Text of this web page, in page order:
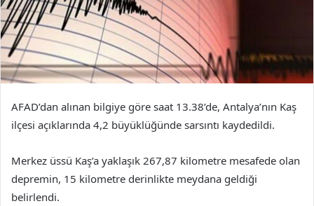
AFAD’dan alınan bilgiye göre saat 13.38’de, Antalya’nın Kaş
ilçesi açıklarında 4,2 büyüklüğünde sarsıntı kaydedildi.
Merkez üssü Kaş’a yaklaşık 267,87 kilometre mesafede olan
depremin, 15 kilometre derinlikte meydana geldiği
belirlendi.